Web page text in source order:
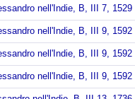
nell'Indie, B, III 7, 1529
nell'Indie, B, III 9, 1592
nell'Indie, B, III 9, 1592
nell'Indie, B, III 9, 1592